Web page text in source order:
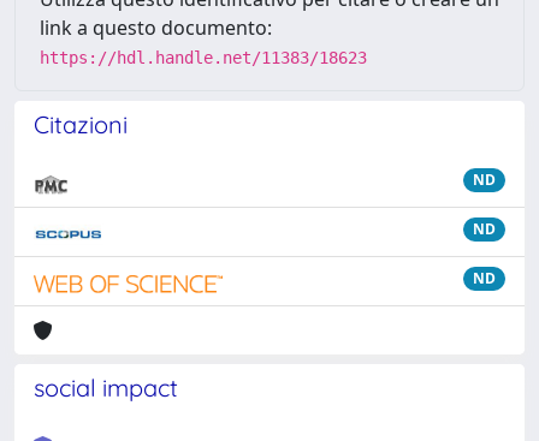
link a questo documento:
https://hdl.handle.net/11383/18623
Citazioni
ND
ND
ND
social impact